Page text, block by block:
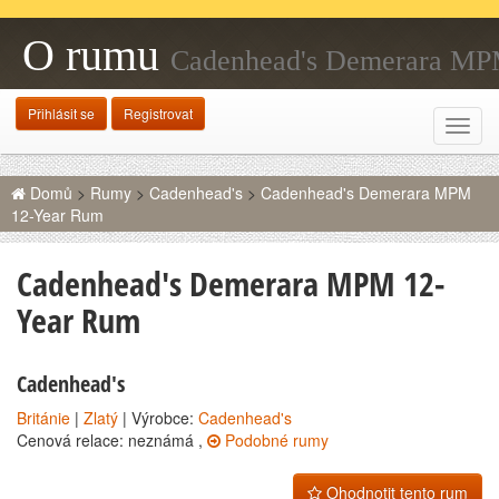
O rumu Cadenhead's Demerara
12-Year Rum
Přihlásit se Registrovat
Domů > Rumy > Cadenhead's > Cadenhead's Demerara MPM
12-Year Rum
Cadenhead's Demerara MPM 12-
Year Rum
Cadenhead's
Británie | Zlatý | Výrobce: Cadenhead's
Cenová relace: neznámá ,
Podobné rumy
Ohodnotit tento rum